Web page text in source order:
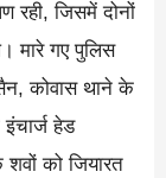
रही, जिसमें दोनों
मारे गए पुलिस
कोवास थाने के
हेड
को जियारत